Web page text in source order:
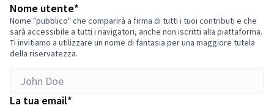
una
persona
e
non
un
computer,
ignora
questo
campo
Nome utente*
Nome "pubblico" che comparirà a firma di tutti i tuoi contributi e che
sarà accessibile a tutti i navigatori, anche non iscritti alla piattaforma.
Ti invitiamo a utilizzare un nome di fantasia per una maggiore tutela
della riservatezza.
La tua email*
hi@example.org